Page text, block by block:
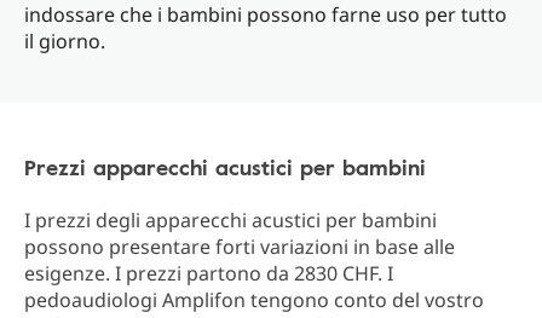
indossare che i bambini possono farne uso per tutto
il giorno.
Prezzi apparecchi acustici per bambini
I prezzi degli apparecchi acustici per bambini
possono presentare forti variazioni in base alle
esigenze. I prezzi partono da 2830 CHF. I
pedoaudiologi Amplifon tengono conto del vostro